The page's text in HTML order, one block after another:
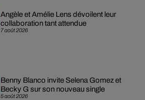
7 août 2026
Angèle et Amélie Lens dévoilent leur
collaboration tant attendue
5 août 2026
Benny Blanco invite Selena Gomez et
Becky G sur son nouveau single